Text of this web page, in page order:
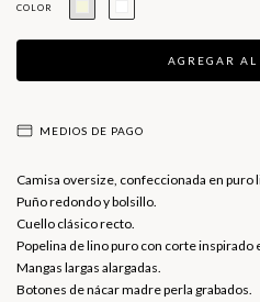
COLOR
MEDIOS DE PAGO
Camisa oversize, confeccionada en puro
Puño redondo y bolsillo.
Cuello clásico recto.
Popelina de lino puro con corte inspirado
Mangas largas alargadas.
Botones de nácar madre perla grabados.